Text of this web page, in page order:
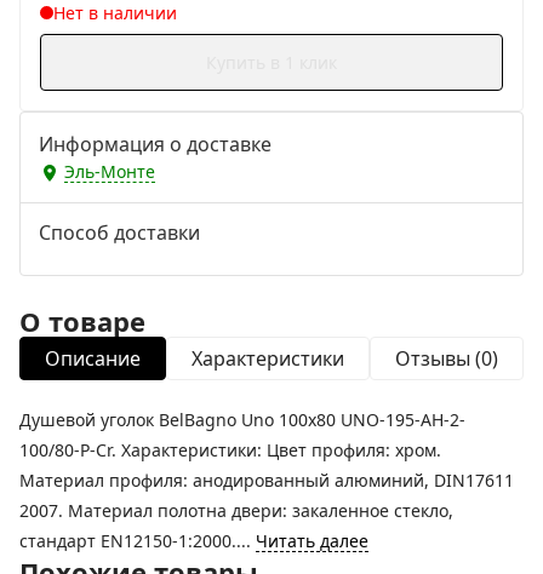
Нет в наличии
Информация о доставке
Эль-Монте
Способ доставки
О товаре
Описание Характеристики Отзывы (0)
Душевой уголок BelBagno Uno 100х80 UNO-195-AH-2-
100/80-P-Cr. Характеристики: Цвет профиля: хром.
Материал профиля: анодированный алюминий, DIN17611
2007. Материал полотна двери: закаленное стекло,
стандарт EN12150-1:2000.... Читать далее